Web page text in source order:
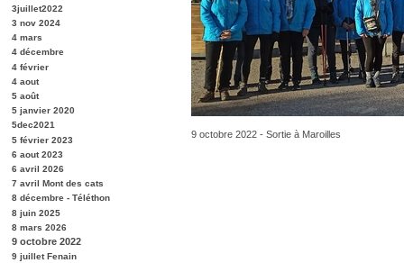
3juillet2022
3 nov 2024
4 mars
4 décembre
4 février
4 aout
5 août
5 janvier 2020
5dec2021
5 février 2023
6 aout 2023
6 avril 2026
7 avril Mont des cats
8 décembre - Téléthon
8 juin 2025
8 mars 2026
9 octobre 2022
9 juillet Fenain
9 octobre 2022 - Sortie à Maroilles